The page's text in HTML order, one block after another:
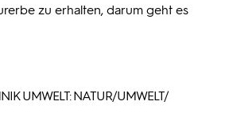
zu erhalten, darum geht es
UMWELT: NATUR/UMWELT/